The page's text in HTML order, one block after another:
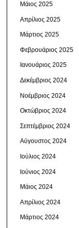
Μάιος 2025
Απρίλιος 2025
Μάρτιος 2025
Φεβρουάριος 2025
Ιανουάριος 2025
Δεκέμβριος 2024
Νοέμβριος 2024
Οκτώβριος 2024
Σεπτέμβριος 2024
Αύγουστος 2024
Ιούλιος 2024
Ιούνιος 2024
Μάιος 2024
Απρίλιος 2024
Μάρτιος 2024